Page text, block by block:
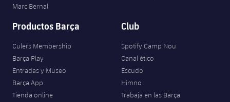
Marc Bernal
Productos Barça
Culers Membership
Barça Play
Entradas y Museo
Barça App
Tienda online
Club
Spotify Camp Nou
Canal ético
Escudo
Himno
Trabaja en las Barça